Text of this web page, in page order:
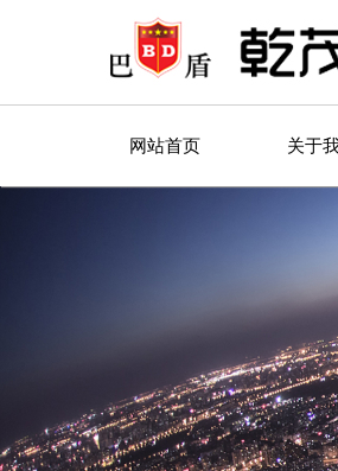
网站首页 关于